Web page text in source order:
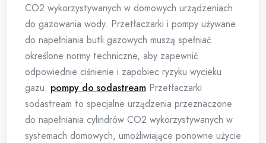
CO2 wykorzystywanych w domowych urządzeniach
do gazowania wody. Przetłaczarki i pompy używane
do napełniania butli gazowych muszą spełniać
określone normy techniczne, aby zapewnić
odpowiednie ciśnienie i zapobiec ryzyku wycieku
gazu. pompy do sodastream Przetłaczarki
sodastream to specjalne urządzenia przeznaczone
do napełniania cylindrów CO2 wykorzystywanych w
systemach domowych, umożliwiające ponowne użycie